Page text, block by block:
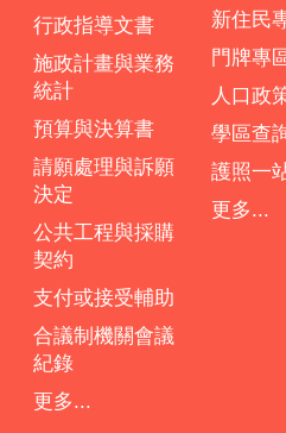
行政指導文書
施政計畫與業務
統計
預算與決算書
請願處理與訴願
決定
公共工程與採購
契約
支付或接受輔助
合議制機關會議
紀錄
更多...
新住民
門牌專
人口政
學區查
護照一
更多...